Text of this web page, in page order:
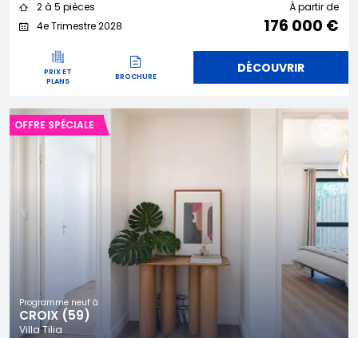
2 à 5 pièces
4e Trimestre 2028
À partir de
176 000 €
PRIX ET
PLANS
BROCHURE
DÉCOUVRIR
Programme neuf à
CROIX (59)
Villa Tilia
OFFRE SPÉCIALE